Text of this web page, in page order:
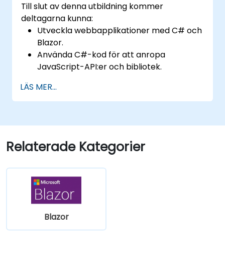
Till slut av denna utbildning kommer
deltagarna kunna:
Utveckla webbapplikationer med C# och
Blazor.
Använda C#-kod för att anropa
JavaScript-API:er och bibliotek.
webbläsare eller server med C#.
Distribuera Blazor-webbapplikationer
LÄS MER...
Relaterade Kategorier
Blazor